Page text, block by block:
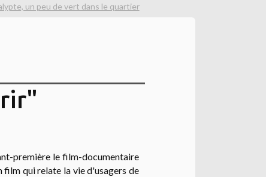
un peu de vert dans le quartier
première le film-documentaire
film qui relate la vie d'usagers de